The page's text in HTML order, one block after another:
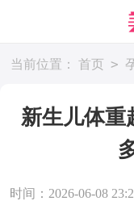
当前位置： 首页 >
新生儿体重
时间：2026-06-08